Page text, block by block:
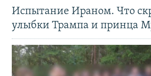
Испытание Ираном. Что
улыбки Трампа и принца